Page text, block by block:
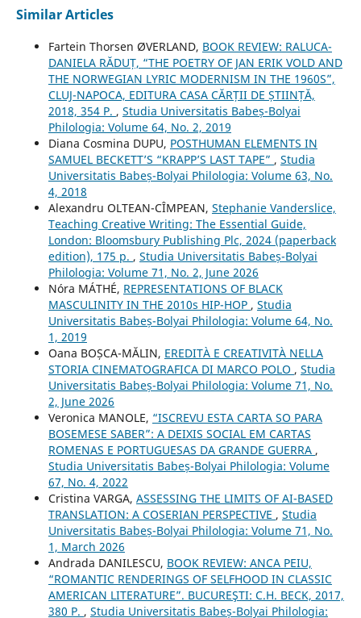
Similar Articles
Fartein Thorsen ØVERLAND, BOOK REVIEW: RALUCA-
DANIELA RĂDUȚ, “THE POETRY OF JAN ERIK VOLD AND
THE NORWEGIAN LYRIC MODERNISM IN THE 1960S”,
CLUJ-NAPOCA, EDITURA CASA CĂRȚII DE ȘTIINȚĂ,
2018, 354 P. , Studia Universitatis Babeș-Bolyai
Philologia: Volume 64, No. 2, 2019
Diana Cosmina DUPU, POSTHUMAN ELEMENTS IN
SAMUEL BECKETT’S “KRAPP’S LAST TAPE” , Studia
Universitatis Babeș-Bolyai Philologia: Volume 63, No.
4, 2018
Alexandru OLTEAN-CÎMPEAN, Stephanie Vanderslice,
Teaching Creative Writing: The Essential Guide,
London: Bloomsbury Publishing Plc, 2024 (paperback
edition), 175 p. , Studia Universitatis Babeș-Bolyai
Philologia: Volume 71, No. 2, June 2026
Nóra MÁTHÉ, REPRESENTATIONS OF BLACK
MASCULINITY IN THE 2010s HIP-HOP , Studia
Universitatis Babeș-Bolyai Philologia: Volume 64, No.
1, 2019
Oana BOȘCA-MĂLIN, EREDITÀ E CREATIVITÀ NELLA
STORIA CINEMATOGRAFICA DI MARCO POLO , Studia
Universitatis Babeș-Bolyai Philologia: Volume 71, No.
2, June 2026
Veronica MANOLE, “ISCREVU ESTA CARTA SO PARA
BOSEMESE SABER”: A DEIXIS SOCIAL EM CARTAS
ROMENAS E PORTUGUESAS DA GRANDE GUERRA ,
Studia Universitatis Babeș-Bolyai Philologia: Volume
67, No. 4, 2022
Cristina VARGA, ASSESSING THE LIMITS OF AI-BASED
TRANSLATION: A COSERIAN PERSPECTIVE , Studia
Universitatis Babeș-Bolyai Philologia: Volume 71, No.
1, March 2026
Andrada DANILESCU, BOOK REVIEW: ANCA PEIU,
“ROMANTIC RENDERINGS OF SELFHOOD IN CLASSIC
AMERICAN LITERATURE”. BUCUREŞTI: C.H. BECK, 2017,
380 P. , Studia Universitatis Babeș-Bolyai Philologia: